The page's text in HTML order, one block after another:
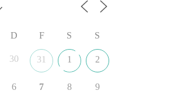
keine Kernwaffe
D F S S
30 31 1 2
6 7 8 9